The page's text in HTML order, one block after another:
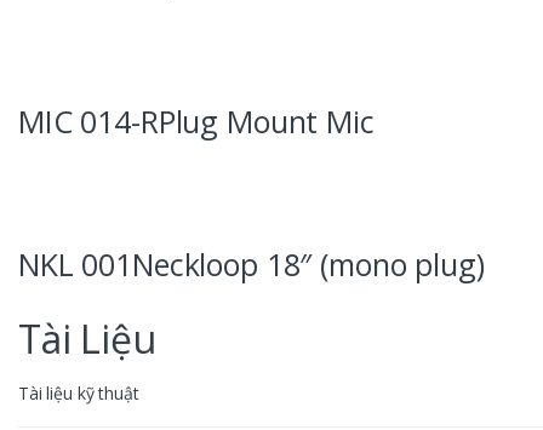
MIC 014-RPlug Mount Mic
NKL 001Neckloop 18″ (mono plug)
Tài Liệu
Tài liệu kỹ thuật